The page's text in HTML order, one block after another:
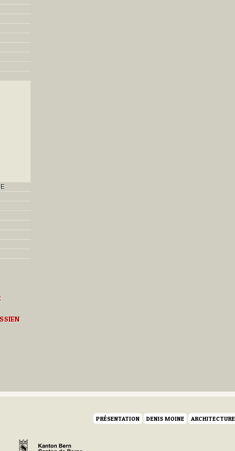
PRÉSENTATION DENIS MOINE ARCHITECTURE